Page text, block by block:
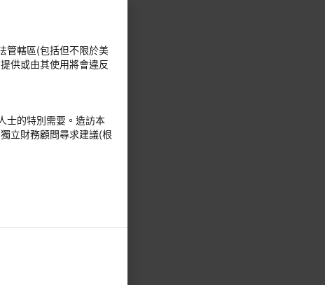
管轄區(包括但不限於美
供或由其使用將會違反
士的特別需要。造訪本
立財務顧問尋求建議(根